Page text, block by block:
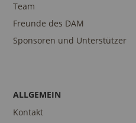
Team
Freunde des DAM
Sponsoren und Unterstützer
ALLGEMEIN
Kontakt